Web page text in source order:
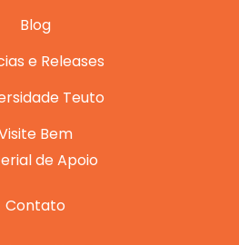
Blog
e Releases
Teuto
Bem
de Apoio
Contato